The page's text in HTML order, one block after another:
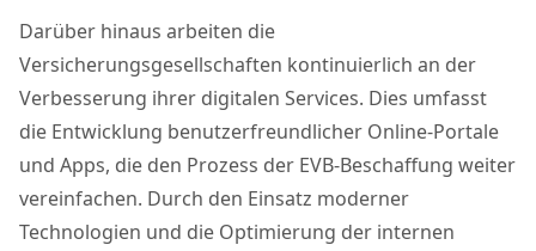
Darüber hinaus arbeiten die
Versicherungsgesellschaften kontinuierlich an der
Verbesserung ihrer digitalen Services. Dies umfasst
die Entwicklung benutzerfreundlicher Online-Portale
und Apps, die den Prozess der EVB-Beschaffung weiter
vereinfachen. Durch den Einsatz moderner
Technologien und die Optimierung der internen